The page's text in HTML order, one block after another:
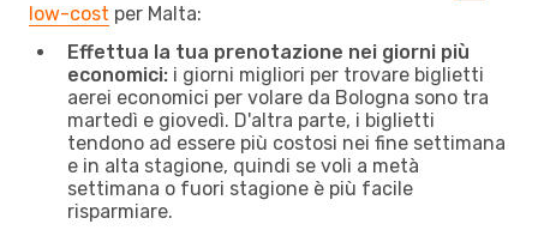
low-cost per Malta:
Effettua la tua prenotazione nei giorni più
economici: i giorni migliori per trovare biglietti
aerei economici per volare da Bologna sono tra
martedì e giovedì. D'altra parte, i biglietti
tendono ad essere più costosi nei fine settimana
e in alta stagione, quindi se voli a metà
settimana o fuori stagione è più facile
risparmiare.